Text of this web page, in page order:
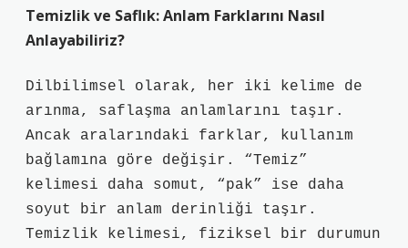
Temizlik ve Saflık: Anlam Farklarını Nasıl
Anlayabiliriz?
Dilbilimsel olarak, her iki kelime de
arınma, saflaşma anlamlarını taşır.
Ancak aralarındaki farklar, kullanım
bağlamına göre değişir. “Temiz”
kelimesi daha somut, “pak” ise daha
soyut bir anlam derinliği taşır.
Temizlik kelimesi, fiziksel bir durumun